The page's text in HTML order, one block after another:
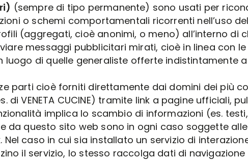
(sempre di tipo permanente) sono usati per
o schemi comportamentali ricorrenti nell’uso
(aggregati, cioè anonimi, o meno) all’interno di
messaggi pubblicitari mirati, cioè in linea con
luogo di quelle generaliste offerte indistintamente
parti cioè forniti direttamente dai domini dei più
VENETA CUCINE) tramite link a pagine ufficiali,
implica lo scambio di informazioni (es.
da questo sito web sono in ogni caso soggette
caso in cui sia installato un servizio di
il servizio, lo stesso raccolga dati di